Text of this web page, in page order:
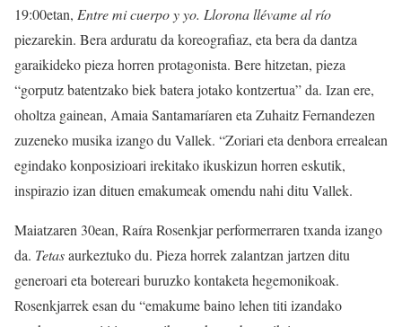
19:00etan, Entre mi cuerpo y yo. Llorona llévame al río
piezarekin. Bera arduratu da koreografiaz, eta bera da dantza
garaikideko pieza horren protagonista. Bere hitzetan, pieza
“gorputz batentzako biek batera jotako kontzertua” da. Izan ere,
oholtza gainean, Amaia Santamaríaren eta Zuhaitz Fernandezen
zuzeneko musika izango du Vallek. “Zoriari eta denbora errealean
egindako konposizioari irekitako ikuskizun horren eskutik,
inspirazio izan dituen emakumeak omendu nahi ditu Vallek.
Maiatzaren 30ean, Raíra Rosenkjar performerraren txanda izango
da. Tetasaurkeztuko du. Pieza horrek zalantzan jartzen ditu
generoari eta botereari buruzko kontaketa hegemonikoak.
Rosenkjarrek esan du “emakume baino lehen titi izandako